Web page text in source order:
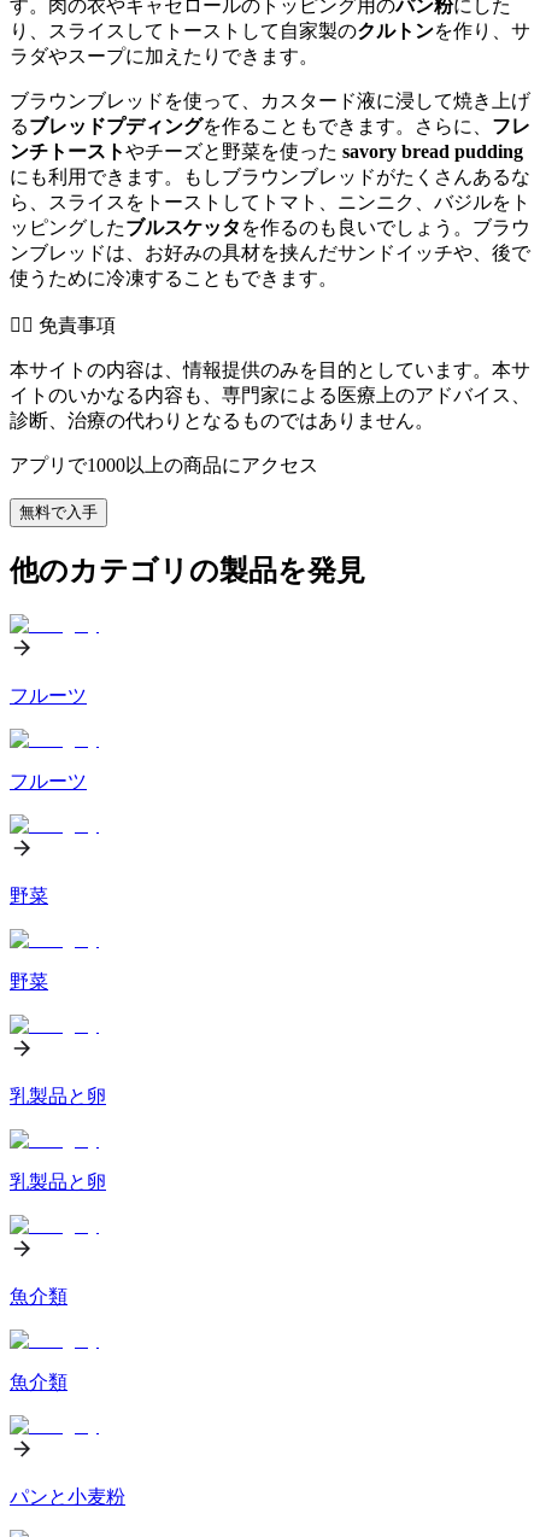
す。肉の衣やキャセロールのトッピング用のパン粉にした
り、スライスしてトーストして自家製のクルトンを作り、サ
ラダやスープに加えたりできます。
ブラウンブレッドを使って、カスタード液に浸して焼き上げ
るブレッドプディングを作ることもできます。さらに、 フレ
ンチトーストやチーズと野菜を使った savory bread pudding
にも利用できます。もしブラウンブレッドがたくさんあるな
ら、スライスをトーストしてトマト、ニンニク、バジルをト
ッピングしたブルスケッタ を作るのも良いでしょう。ブラウ
ンブレッドは、お好みの具材を挟んだサンドイッチや、後で
使うために冷凍することもできます。
👨‍⚕️️ 免責事項
本サイトの内容は、情報提供のみを目的としています。本サ
イトのいかなる内容も、専門家による医療上のアドバイス、
診断、治療の代わりとなるものではありません。
アプリで1000以上の商品にアクセス
無料で入手
他のカテゴリの製品を発見
フルーツ
フルーツ
野菜
野菜
乳製品と卵
乳製品と卵
魚介類
魚介類
パンと小麦粉